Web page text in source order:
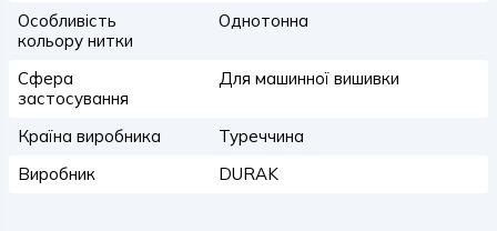
Особливість
кольору нитки
Однотонна
Сфера
застосування
Для машинної вишивки
Країна виробника
Туреччина
Виробник
DURAK